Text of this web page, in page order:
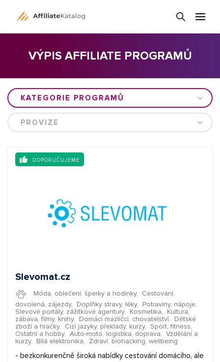
VÝPIS AFFILIATE PROGRAMŮ
KATEGORIE PROGRAMŮ
PROVIZE
DOPORUČUJEME
Slevomat.cz
Móda, oblečení, šperky a hodinky, Cestování,
dovolená, zájezdy, Doplňky stravy, léky, Potraviny, nápoje,
Slevové portály, zážitkové agentury, Kosmetika, Kultura,
zábava, filmy, knihy, Domácí mazlíčci, chovatelství, Dětské
zboží a hračky, Cizí jazyky, překlady, kurzy, Sport, fitness,
Ostatní a hobby, Auto-moto, logistika, doprava, Vzdělání a
kurzy, Bílá elektronika, Zdraví, biohacking, wellbeing
- bezkonkurenčně široká nabídky cestování domácího, ale